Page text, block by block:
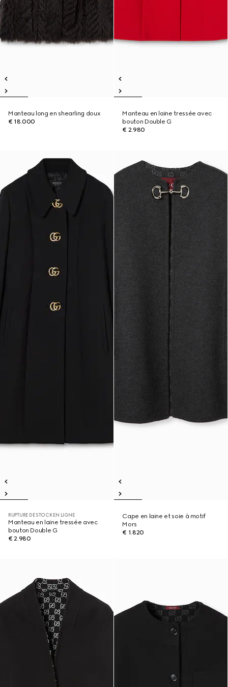
Manteau long en shearling doux
€ 18.000
Manteau en laine tressée avec
bouton Double G
€ 2.980
RUPTURE DE STOCK EN LIGNE
Manteau en laine tressée avec
bouton Double G
€ 2.980
Cape en laine et soie à motif
Mors
€ 1.820